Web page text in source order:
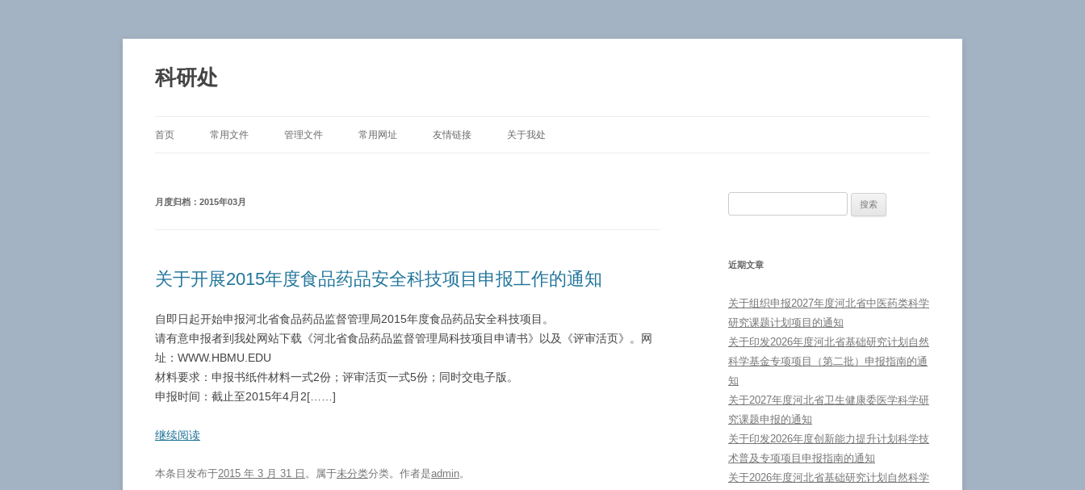
正
文
科研处
首页 常用文件 管理文件 常用网址 友情链接 关于我处
月度归档： 2015年03月
关于开展2015年度食品药品安全科技项目申报工作的通知
自即日起开始申报河北省食品药品监督管理局2015年度食品药品安全科技项目。
请有意申报者到我处网站下载《河北省食品药品监督管理局科技项目申请书》以及《评审活页》。网
址：WWW.HBMU.EDU
材料要求：申报书纸件材料一式2份；评审活页一式5份；同时交电子版。
申报时间：截止至2015年4月2[……]
继续阅读
本条目发布于2015 年 3 月 31 日 。属于未分类分类。 作者是admin。
近期文章
关于组织申报2027年度河北省中医药类科学
研究课题计划项目的通知
关于印发2026年度河北省基础研究计划自然
科学基金专项项目（第二批）申报指南的通
知
关于2027年度河北省卫生健康委医学科学研
究课题申报的通知
关于印发2026年度创新能力提升计划科学技
术普及专项项目申报指南的通知
关于2026年度河北省基础研究计划自然科学